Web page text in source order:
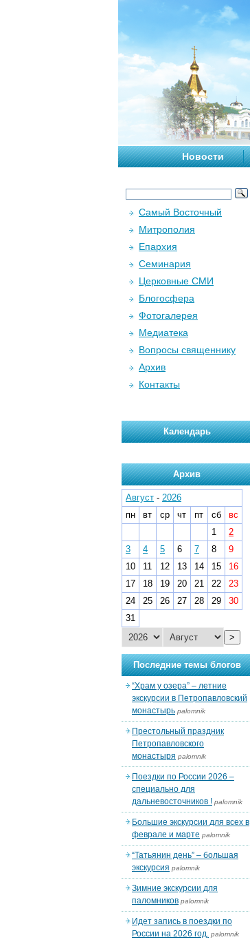
Новости
Самый Восточный
Митрополия
Епархия
Семинария
Церковные СМИ
Блогосфера
Фотогалерея
Медиатека
Вопросы священнику
Архив
Контакты
Календарь
Архив
Август - 2026
пн
вт ср чт пт сб
вс
1
2
3
4 5 6 7 8
9
10
11 12 13 14 15
16
17
18 19 20 21 22
23
24
25 26 27 28 29
30
31
>
Последние темы блогов
“Храм у озера” – летние
экскурсии в Петропавловский
монастырь palomnik
Престольный праздник
Петропавловского
монастыря palomnik
Поездки по России 2026 –
специально для
дальневосточников ! palomnik
Большие экскурсии для всех в
феврале и марте palomnik
“Татьянин день” – большая
экскурсия palomnik
Зимние экскурсии для
паломников palomnik
Идет запись в поездки по
России на 2026 год. palomnik